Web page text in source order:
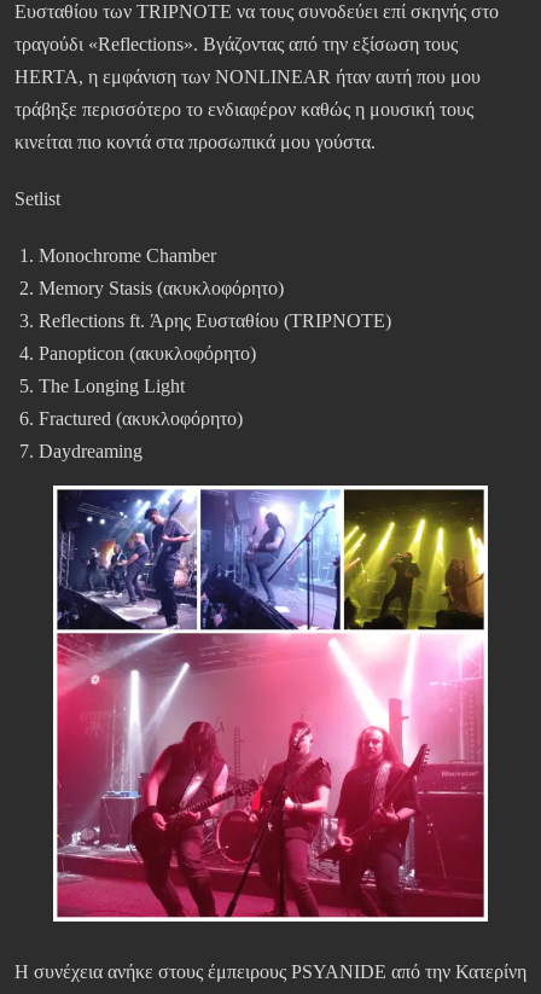
Ευσταθίου των TRIPNOTE να τους συνοδεύει επί σκηνής στο
τραγούδι «Reflections». Βγάζοντας από την εξίσωση τους
HERTA, η εμφάνιση των NONLINEAR ήταν αυτή που μου
τράβηξε περισσότερο το ενδιαφέρον καθώς η μουσική τους
κινείται πιο κοντά στα προσωπικά μου γούστα.
Setlist
Monochrome Chamber
Memory Stasis (ακυκλοφόρητο)
Reflections ft. Άρης Ευσταθίου (TRIPNOTE)
Panopticon (ακυκλοφόρητο)
The Longing Light
Fractured (ακυκλοφόρητο)
Daydreaming
Η συνέχεια ανήκε στους έμπειρους PSYANIDE από την Κατερίνη